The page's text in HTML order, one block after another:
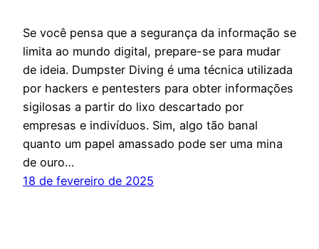
Se você pensa que a segurança da informação se
limita ao mundo digital, prepare-se para mudar
de ideia. Dumpster Diving é uma técnica utilizada
por hackers e pentesters para obter informações
sigilosas a partir do lixo descartado por
empresas e indivíduos. Sim, algo tão banal
quanto um papel amassado pode ser uma mina
de ouro…
18 de fevereiro de 2025